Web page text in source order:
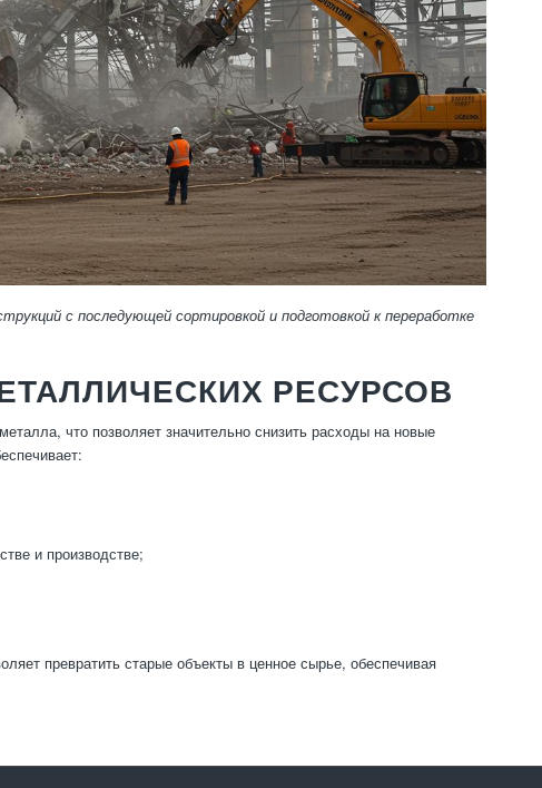
с последующей сортировкой и подготовкой к переработке
РЕСУРСОВ
что позволяет значительно снизить расходы на новые
и производстве;
превратить старые объекты в ценное сырье, обеспечивая